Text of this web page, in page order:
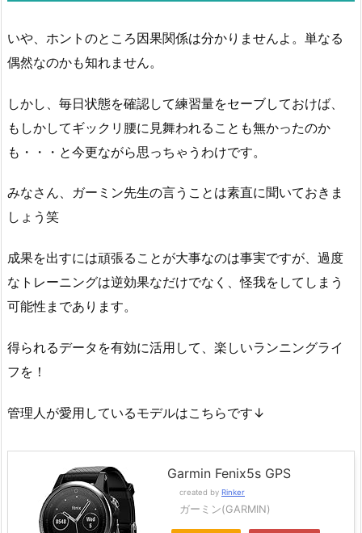
いや、ホントのところ因果関係は分かりませんよ。単なる
偶然なのかも知れません。
しかし、毎日状態を確認して練習量をセーブしておけば、
もしかしてギックリ腰に見舞われることも無かったのか
も・・・と今更ながら思っちゃうわけです。
みなさん、ガーミン先生の言うことは素直に聞いておきま
しょう笑
成果を出すには頑張ることが大事なのは事実ですが、過度
なトレーニングは逆効果なだけでなく、怪我をしてしまう
可能性まであります。
得られるデータを有効に活用して、楽しいランニングライ
フを！
管理人が愛用しているモデルはこちらです↓
Garmin Fenix5s GPS
created by Rinker
ガーミン(GARMIN)